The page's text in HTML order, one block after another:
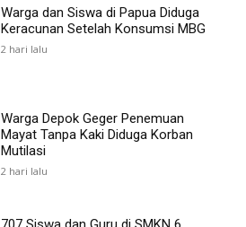
Warga dan Siswa di Papua Diduga
Keracunan Setelah Konsumsi MBG
2 hari lalu
Warga Depok Geger Penemuan
Mayat Tanpa Kaki Diduga Korban
Mutilasi
2 hari lalu